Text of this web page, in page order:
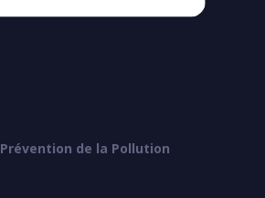
de la Pollution